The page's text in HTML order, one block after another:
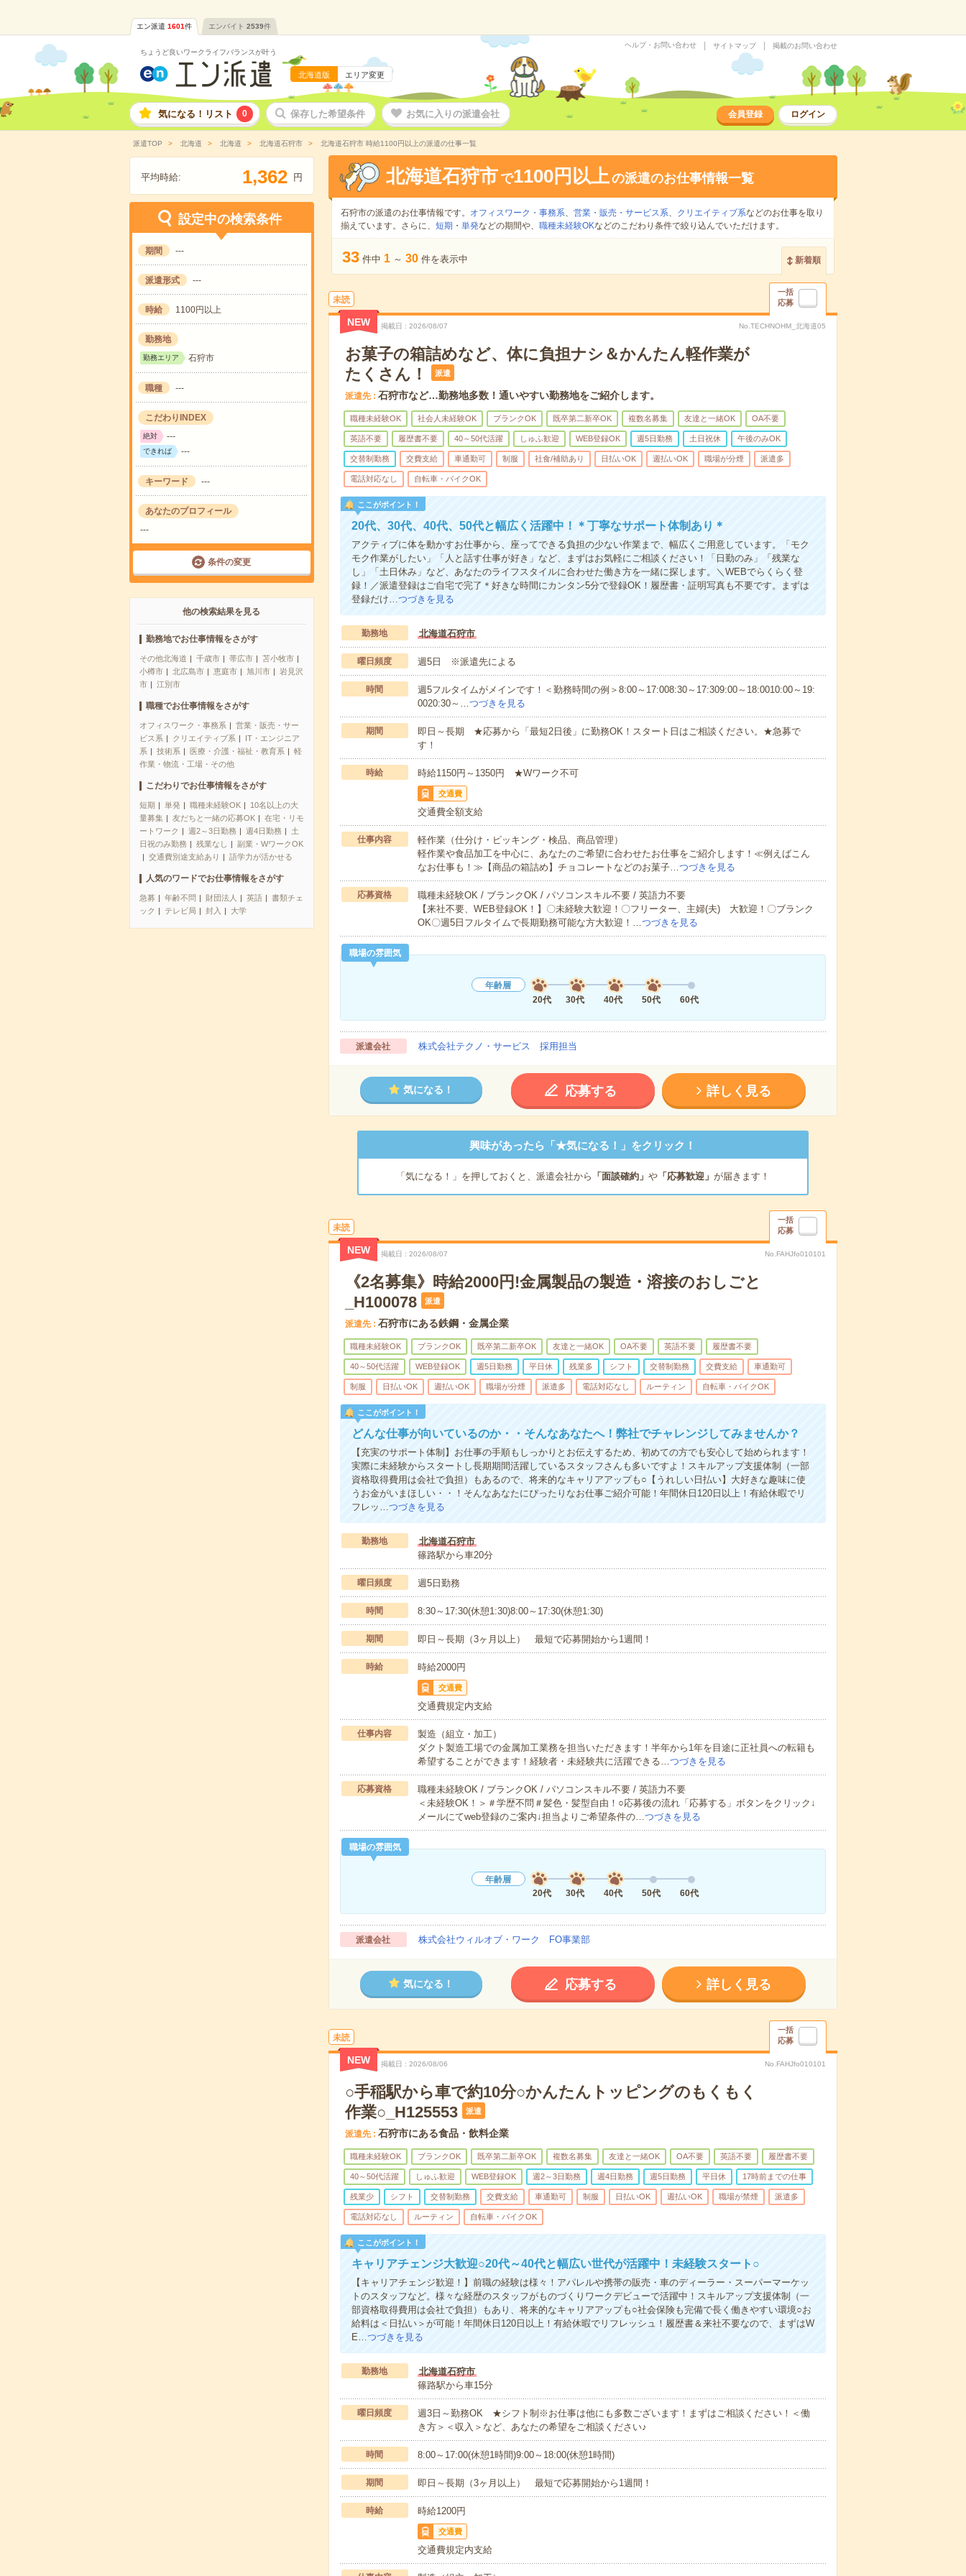
エン派遣 1601件 エンバイト 2539件
ちょうど良いワークライフバランスが叶う
北海道版 エリア変更
ヘルプ・お問い合わせ サイトマップ 掲載のお問い合わせ
気になる！リスト 0 保存した希望条件 お気に入りの派遣会社 会員登録 ログイン
派遣TOP 北海道 北海道 北海道石狩市 北海道石狩市 時給1100円以上の派遣の仕事一覧
平均時給: 1,362 円
設定中の検索条件
期間 ---
派遣形式 ---
時給 1100円以上
勤務地
勤務エリア 石狩市
職種 ---
こだわりINDEX
絶対 ---
できれば ---
キーワード ---
あなたのプロフィール
---
条件の変更
他の検索結果を見る
勤務地でお仕事情報をさがす
その他北海道 千歳市 帯広市
苫小牧市
小樽市
北広島市 恵庭市 旭川市
岩見沢
市
江別市
職種でお仕事情報をさがす
オフィスワーク・事務系
営業・販売・サー
ビス系
クリエイティブ系
IT・エンジニア
系
技術系 医療・介護・福祉・教育系
軽
作業・物流・工場・その他
こだわりでお仕事情報をさがす
短期 単発 職種未経験OK
10名以上の大
量募集
友だちと一緒の応募OK
在宅・リモ
ートワーク
週2～3日勤務 週4日勤務
土
日祝のみ勤務
残業なし
副業・WワークOK
交通費別途支給あり
語学力が活かせる
人気のワードでお仕事情報をさがす
急募 年齢不問 財団法人 英語
書類チェ
ック
テレビ局 封入 大学
北海道石狩市 で1100円以上の派遣のお仕事情報一覧
石狩市の派遣のお仕事情報です。 オフィスワーク・事務系、 営業・販売・サービス系、 クリエイティブ系などのお仕事を取り
揃えています。さらに、 短期 ・ 単発などの期間や、 職種未経験OKなどのこだわり条件で絞り込んでいただけます。
33 件中 1 ～ 30 件を表示中 新着順
未読
一括
応募
NEW 掲載日 2026/08/07 No.TECHNOHM_北海道05
お菓子の箱詰めなど、体に負担ナシ＆かんたん軽作業が
たくさん！
派遣
派遣先 石狩市など…勤務地多数！通いやすい勤務地をご紹介します。
職種未経験OK 社会人未経験OK ブランクOK 既卒第二新卒OK 複数名募集 友達と一緒OK OA不要
英語不要 履歴書不要 40～50代活躍 しゅふ歓迎 WEB登録OK 週5日勤務 土日祝休 午後のみOK
交替制勤務 交費支給 車通勤可 制服 社食/補助あり 日払いOK 週払いOK 職場が分煙 派遣多
電話対応なし 自転車・バイクOK
ここがポイント！
20代、30代、40代、50代と幅広く活躍中！＊丁寧なサポート体制あり＊
アクティブに体を動かすお仕事から、座ってできる負担の少ない作業まで、幅広くご用意しています。「モク
モク作業がしたい」「人と話す仕事が好き」など、まずはお気軽にご相談ください！「日勤のみ」「残業な
し」「土日休み」など、あなたのライフスタイルに合わせた働き方を一緒に探します。＼WEBでらくらく登
録！／派遣登録はご自宅で完了＊好きな時間にカンタン5分で登録OK！履歴書・証明写真も不要です。まずは
登録だけ…つづきを見る
勤務地 北海道石狩市
曜日頻度 週5日 ※派遣先による
時間
週5フルタイムがメインです！＜勤務時間の例＞8:00～17:008:30～17:309:00～18:0010:00～19:
0020:30～…つづきを見る
期間
即日～長期 ★応募から「最短2日後」に勤務OK！スタート日はご相談ください。★急募で
す！
時給 時給1150円～1350円 ★Wワーク不可
交通費
交通費全額支給
仕事内容
軽作業（仕分け・ピッキング・検品、商品管理）
軽作業や食品加工を中心に、あなたのご希望に合わせたお仕事をご紹介します！≪例えばこん
なお仕事も！≫【商品の箱詰め】チョコレートなどのお菓子…つづきを見る
応募資格
職種未経験OK / ブランクOK / パソコンスキル不要 / 英語力不要
【来社不要、WEB登録OK！】〇未経験大歓迎！〇フリーター、主婦(夫) 大歓迎！〇ブランク
OK〇週5日フルタイムで長期勤務可能な方大歓迎！…つづきを見る
職場の雰囲気
年齢層
20代
30代 40代 50代 60代
派遣会社 株式会社テクノ・サービス 採用担当
気になる！ 応募する 詳しく見る
興味があったら「★気になる！」をクリック！
「気になる！」を押しておくと、派遣会社から 「面談確約」 や「応募歓迎」 が届きます！
未読
一括
応募
NEW 掲載日 2026/08/07 No.FAHJfo010101
《2名募集》時給2000円!金属製品の製造・溶接のおしごと
_H100078
派遣
派遣先 石狩市にある鉄鋼・金属企業
職種未経験OK ブランクOK 既卒第二新卒OK 友達と一緒OK OA不要 英語不要 履歴書不要
40～50代活躍 WEB登録OK 週5日勤務 平日休 残業多 シフト 交替制勤務 交費支給 車通勤可
制服 日払いOK 週払いOK 職場が分煙 派遣多 電話対応なし ルーティン 自転車・バイクOK
ここがポイント！
どんな仕事が向いているのか・・そんなあなたへ！弊社でチャレンジしてみませんか？
【充実のサポート体制】お仕事の手順もしっかりとお伝えするため、初めての方でも安心して始められます！
実際に未経験からスタートし長期期間活躍しているスタッフさんも多いですよ！スキルアップ支援体制（一部
資格取得費用は会社で負担）もあるので、将来的なキャリアアップも○【うれしい日払い】大好きな趣味に使
うお金がいまほしい・・！そんなあなたにぴったりなお仕事ご紹介可能！年間休日120日以上！有給休暇でリ
フレッ… つづきを見る
勤務地
北海道石狩市
篠路駅から車20分
曜日頻度 週5日勤務
時間 8:30～17:30(休憩1:30)8:00～17:30(休憩1:30)
期間 即日～長期（3ヶ月以上） 最短で応募開始から1週間！
時給 時給2000円
交通費
交通費規定内支給
仕事内容
製造（組立・加工）
ダクト製造工場での金属加工業務を担当いただきます！半年から1年を目途に正社員への転籍も
希望することができます！経験者・未経験共に活躍できる… つづきを見る
応募資格
職種未経験OK / ブランクOK / パソコンスキル不要 / 英語力不要
＜未経験OK！＞＃学歴不問＃髪色・髪型自由！○応募後の流れ「応募する」ボタンをクリック↓
メールにてweb登録のご案内↓担当よりご希望条件の… つづきを見る
職場の雰囲気
年齢層
20代
30代 40代 50代 60代
派遣会社 株式会社ウィルオブ・ワーク FO事業部
気になる！ 応募する 詳しく見る
未読
一括
応募
NEW 掲載日 2026/08/06 No.FAHJfo010101
○手稲駅から車で約10分○かんたんトッピングのもくもく
作業○_H125553
派遣
派遣先 石狩市にある食品・飲料企業
職種未経験OK ブランクOK 既卒第二新卒OK 複数名募集 友達と一緒OK OA不要 英語不要 履歴書不要
40～50代活躍 しゅふ歓迎 WEB登録OK 週2～3日勤務 週4日勤務 週5日勤務 平日休 17時前までの仕事
残業少 シフト 交替制勤務 交費支給 車通勤可 制服 日払いOK 週払いOK 職場が禁煙 派遣多
電話対応なし ルーティン 自転車・バイクOK
ここがポイント！
キャリアチェンジ大歓迎○20代～40代と幅広い世代が活躍中！未経験スタート○
【キャリアチェンジ歓迎！】前職の経験は様々！アパレルや携帯の販売・車のディーラー・スーパーマーケッ
トのスタッフなど。様々な経歴のスタッフがものづくりワークデビューで活躍中！スキルアップ支援体制（一
部資格取得費用は会社で負担）もあり、将来的なキャリアアップも○社会保険も完備で長く働きやすい環境○お
給料は＜日払い＞が可能！年間休日120日以上！有給休暇でリフレッシュ！履歴書＆来社不要なので、まずはW
E…つづきを見る
勤務地
北海道石狩市
篠路駅から車15分
曜日頻度
週3日～勤務OK ★シフト制※お仕事は他にも多数ございます！まずはご相談ください！＜働
き方＞＜収入＞など、あなたの希望をご相談ください♪
時間 8:00～17:00(休憩1時間)9:00～18:00(休憩1時間)
期間 即日～長期（3ヶ月以上） 最短で応募開始から1週間！
時給 時給1200円
交通費
交通費規定内支給